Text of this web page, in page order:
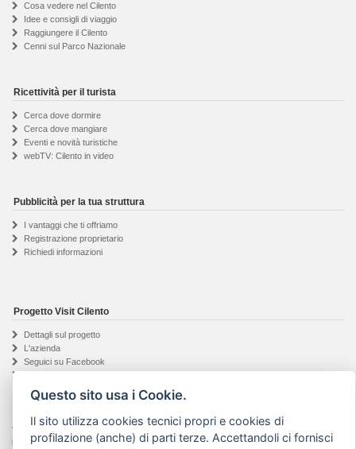
Cosa vedere nel Cilento
Idee e consigli di viaggio
Raggiungere il Cilento
Cenni sul Parco Nazionale
Ricettività per il turista
Cerca dove dormire
Cerca dove mangiare
Eventi e novità turistiche
webTV: Cilento in video
Pubblicità per la tua struttura
I vantaggi che ti offriamo
Registrazione proprietario
Richiedi informazioni
Progetto Visit Cilento
Dettagli sul progetto
L'azienda
Seguici su Facebook
Visit Cilento ® - Marchio registrato | Testi e foto presenti in questo sito web sono
proprietà dei legittimi autori indicati, vietato l'utilizzo anche parziale |Art Project web
Questo sito usa i Cookie.
Il sito utilizza cookies tecnici propri e cookies di
profilazione (anche) di parti terze. Accettandoli ci fornisci